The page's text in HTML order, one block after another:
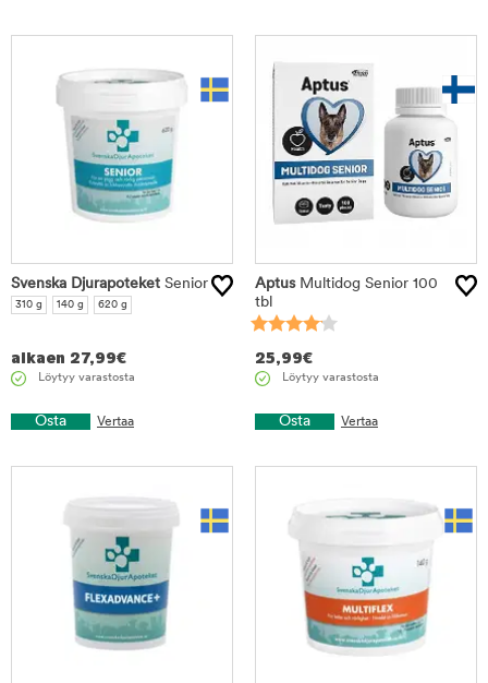
Svenska Djurapoteket Senior
310 g 140 g 620 g
alkaen 27,99€
Löytyy varastosta
Osta Vertaa
AptusMultidog Senior 100
tbl
25,99€
Löytyy varastosta
Osta Vertaa